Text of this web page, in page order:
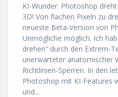
KI-Wunder: Photoshop
3D! Von flachen Pixeln zu
neueste Beta-Version von
Unmögliche möglich. Ich
drehen“ durch den Extrem-
unerwarteter anatomischer
Richtlinien-Sperren. In den
Photoshop mit KI-Features
und…